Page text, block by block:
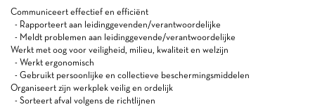
Communiceert effectief en efficiënt
- Rapporteert aan leidinggevenden/verantwoordelijke
- Meldt problemen aan leidinggevende/verantwoordelijke
Werkt met oog voor veiligheid, milieu, kwaliteit en welzijn
- Werkt ergonomisch
- Gebruikt persoonlijke en collectieve beschermingsmiddelen
Organiseert zijn werkplek veilig en ordelijk
- Sorteert afval volgens de richtlijnen